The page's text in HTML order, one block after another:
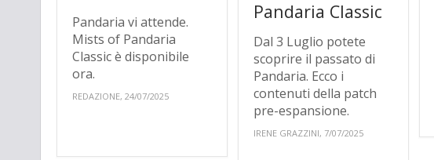
Pandaria vi attende.
Mists of Pandaria
Classic è disponibile
ora.
REDAZIONE, 24/07/2025
Pandaria Classic
Dal 3 Luglio potete
scoprire il passato di
Pandaria. Ecco i
contenuti della patch
pre-espansione.
IRENE GRAZZINI, 7/07/2025